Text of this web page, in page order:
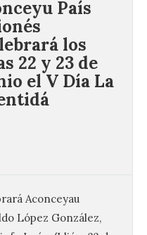
País
los
22 y 23 de
el V Día La
Aconceyau
López González,